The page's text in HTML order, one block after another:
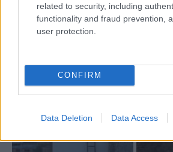
related to security, including
functionality and fraud prevention,
user protection.
CONFIRM
Data Deletion Data Access